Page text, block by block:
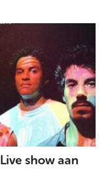
show aan